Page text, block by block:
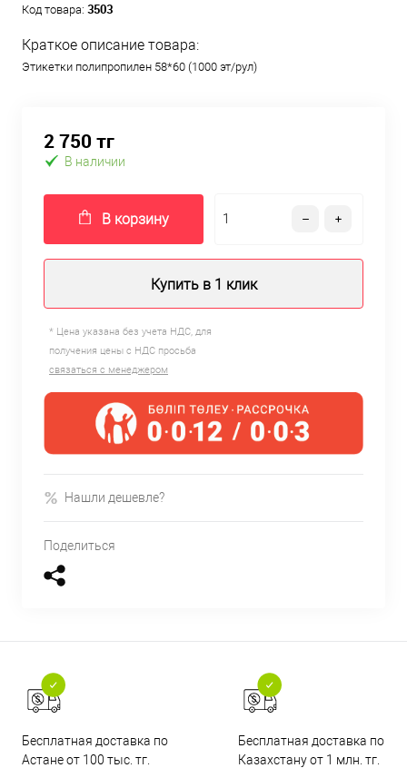
Код товара: 3503
Краткое описание товара:
Этикетки полипропилен 58*60 (1000 эт/рул)
2 750 тг
В наличии
В корзину
Купить в 1 клик
* Цена указана без учета НДС, для
получения цены с НДС просьба
связаться с менеджером
Нашли дешевле?
Поделиться
Бесплатная доставка по
Астане от 100 тыс. тг.
Бесплатная доставка по
Казахстану от 1 млн. тг.